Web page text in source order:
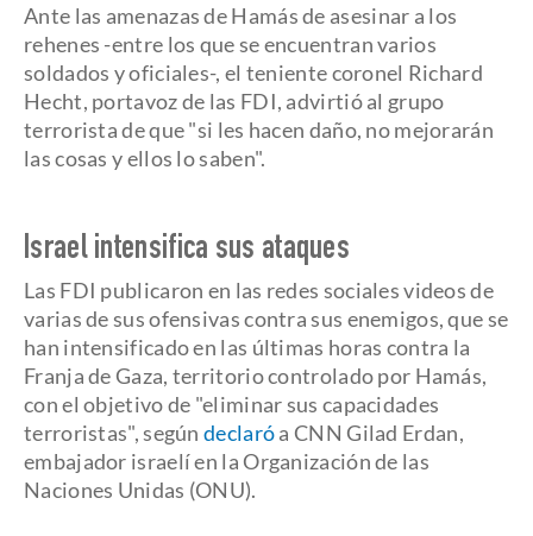
Ante las amenazas de Hamás de asesinar a los
rehenes -entre los que se encuentran varios
soldados y oficiales-, el teniente coronel Richard
Hecht, portavoz de las FDI, advirtió al grupo
terrorista de que "si les hacen daño, no mejorarán
las cosas y ellos lo saben".
Israel intensifica sus ataques
Las FDI publicaron en las redes sociales videos de
varias de sus ofensivas contra sus enemigos, que se
han intensificado en las últimas horas contra la
Franja de Gaza, territorio controlado por Hamás,
con el objetivo de "eliminar sus capacidades
terroristas", segúndeclaróa CNN Gilad Erdan,
embajador israelí en la Organización de las
Naciones Unidas (ONU).